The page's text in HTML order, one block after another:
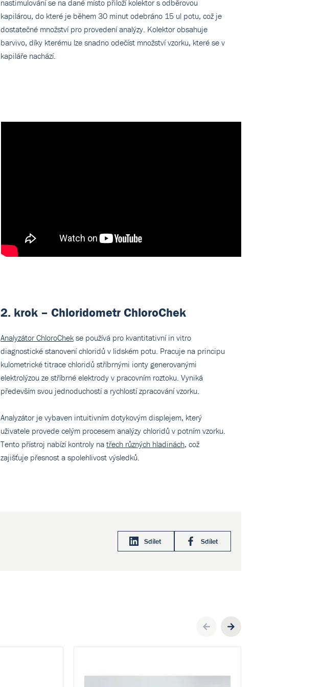
nastimulování se na dané místo přiloží kolektor s odběrovou
kapilárou, do které je během 30 minut odebráno 15 ul potu, což je
dostatečné množství pro provedení analýzy. Kolektor obsahuje
barvivo, díky kterému lze snadno odečíst množství vzorku, které se v
kapiláře nachází.
2. krok – Chloridometr ChloroChek
Analyzátor ChloroChekse používá pro kvantitativní in vitro
diagnostické stanovení chloridů v lidském potu. Pracuje na principu
kulometrické titrace chloridů stříbrnými ionty generovanými
elektrolýzou ze stříbrné elektrody v pracovním roztoku. Vyniká
především svou jednoduchostí a rychlostí zpracování vzorku.
Analyzátor je vybaven intuitivním dotykovým displejem, který
uživatele provede celým procesem analýzy chloridů v potním vzorku.
Tento přístroj nabízí kontroly natřech různých hladinách, což
zajišťuje přesnost a spolehlivost výsledků.
Sdílet Sdílet